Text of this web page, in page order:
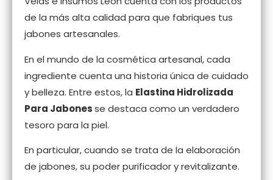
de la más alta calidad para que fabriques tus
jabones artesanales.
En el mundo de la cosmética artesanal, cada
ingrediente cuenta una historia única de cuidado
y belleza. Entre estos, la Elastina Hidrolizada
Para Jabonesse destaca como un verdadero
tesoro para la piel.
En particular, cuando se trata de la elaboración
de jabones, su poder purificador y revitalizante.